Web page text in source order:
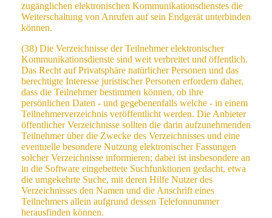
zugänglichen elektronischen Kommunikationsdienstes die
Weiterschaltung von Anrufen auf sein Endgerät unterbinden
können.
(38) Die Verzeichnisse der Teilnehmer elektronischer
Kommunikationsdienste sind weit verbreitet und öffentlich.
Das Recht auf Privatsphäre natürlicher Personen und das
berechtigte Interesse juristischer Personen erfordern daher,
dass die Teilnehmer bestimmen können, ob ihre
persönlichen Daten - und gegebenenfalls welche - in einem
Teilnehmerverzeichnis veröffentlicht werden. Die Anbieter
öffentlicher Verzeichnisse sollten die darin aufzunehmenden
Teilnehmer über die Zwecke des Verzeichnisses und eine
eventuelle besondere Nutzung elektronischer Fassungen
solcher Verzeichnisse informieren; dabei ist insbesondere an
in die Software eingebettete Suchfunktionen gedacht, etwa
die umgekehrte Suche, mit deren Hilfe Nutzer des
Verzeichnisses den Namen und die Anschrift eines
Teilnehmers allein aufgrund dessen Telefonnummer
herausfinden können.